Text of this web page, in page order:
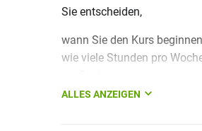
Sie entscheiden,
wann Sie den Kurs beginnen
wie viele Stunden pro
welche Unterstützung Sie
ALLES ANZEIGEN